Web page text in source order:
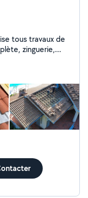
tous travaux de
zinguerie,
formé chez les
officiellement
exigence de
Sérieux,
un travail